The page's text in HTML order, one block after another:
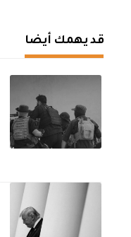
قد يهمك أيضا